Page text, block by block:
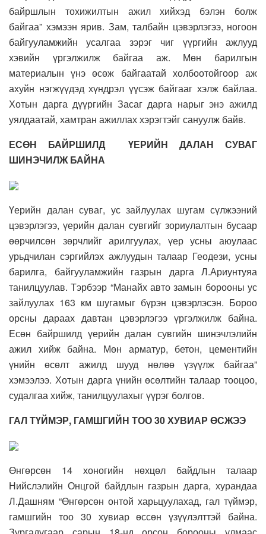
байршлын тохижилтын ажил хийхэд бэлэн болж
байгаа” хэмээн ярив. Зам, талбайн цэвэрлэгээ, ногоон
байгууламжийн усалгаа зэрэг чиг үүргийн ажлууд
хэвийн үргэлжилж байгаа аж. Мөн барилгын
материалын үнэ өсөж байгаатай холбоотойгоор аж
ахуйн нэгжүүдэд хүндрэл үүсэж байгааг хэлж байлаа.
Хотын дарга дүүргийн Засаг дарга нарыг энэ ажилд
уялдаатай, хамтран ажиллах хэрэгтэйг сануулж байв.
ЕСӨН БАЙРШИЛД ҮЕРИЙН ДАЛАН СУВАГ
ШИНЭЧИЛЖ БАЙНА
Үерийн далан суваг, ус зайлуулах шугам сүлжээний
цэвэрлэгээ, үерийн далан сувгийг зориулалтын бусаар
өөрчилсөн зөрчлийг арилгуулах, үер усны аюулаас
урьдчилан сэргийлэх ажлуудын талаар Геодези, усны
барилга, байгууламжийн газрын дарга Л.Ариунтуяа
танилцуулав. Тэрбээр “Манайх авто замын борооны ус
зайлуулах 163 км шугамыг бүрэн цэвэрлэсэн. Бороо
орсны дараах давтан цэвэрлэгээ үргэлжилж байна.
Есөн байршилд үерийн далан сувгийн шинэчлэлийн
ажил хийж байна. Мөн арматур, бетон, цементийн
үнийн өсөлт ажилд шууд нөлөө үзүүлж байгаа”
хэмээлээ. Хотын дарга үнийн өсөлтийн талаар тооцоо,
судалгаа хийж, танилцуулахыг үүрэг болгов.
ГАЛ ТҮЙМЭР, ГАМШГИЙН ТОО 30 ХУВИАР ӨСЖЭЭ
Өнгөрсөн 14 хоногийн нөхцөл байдлын талаар
Нийслэлийн Онцгой байдлын газрын дарга, хурандаа
Л.Дашням “Өнгөрсөн онтой харьцуулахад, гал түймэр,
гамшгийн тоо 30 хувиар өссөн үзүүлэлттэй байна.